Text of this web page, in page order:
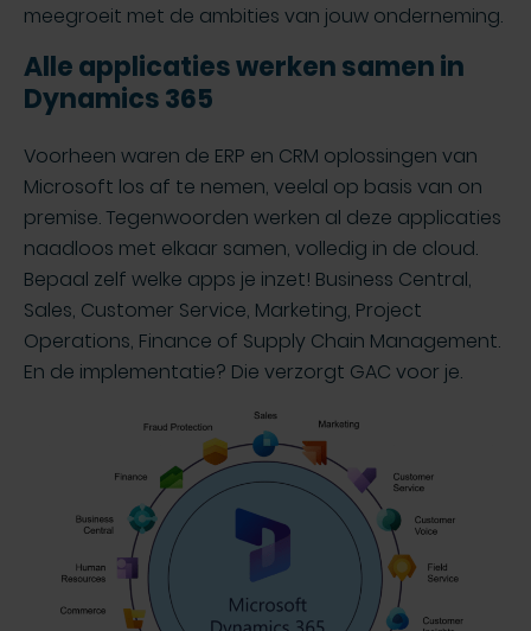
meegroeit met de ambities van jouw onderneming.
Alle applicaties werken samen in
Dynamics 365
Voorheen waren de ERP en CRM oplossingen van
Microsoft los af te nemen, veelal op basis van on
premise. Tegenwoorden werken al deze applicaties
naadloos met elkaar samen, volledig in de cloud.
Bepaal zelf welke apps je inzet! Business Central,
Sales, Customer Service, Marketing, Project
Operations, Finance of Supply Chain Management.
En de implementatie? Die verzorgt GAC voor je.